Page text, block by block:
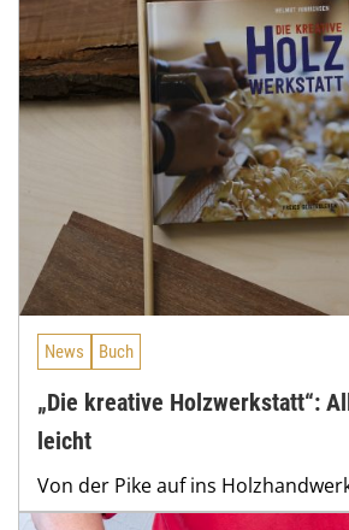
News Buch
„Die kreative Holzwerkstatt“:
leicht
Von der Pike auf ins